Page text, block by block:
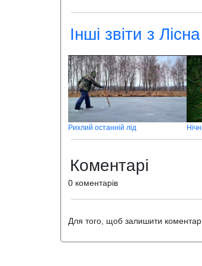
Інші звіти з
Рихлий останній лід
Коментарі
0 коментарів
Для того, щоб залишити коментар,